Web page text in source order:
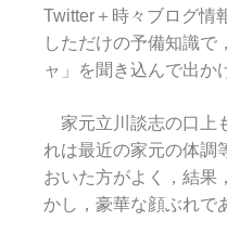
Twitter＋時々ブログ情
しただけの予備知識で
ャ」を聞き込んで出か
家元立川談志の口上
れは最近の家元の体調
おいた方がよく，結果
かし，豪華な顔ぶれで